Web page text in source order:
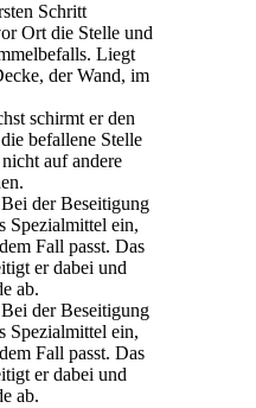
Schritt
Ort die Stelle und
Liegt
der Wand, im
schirmt er den
befallene Stelle
auf andere
der Beseitigung
Spezialmittel ein,
Fall passt. Das
er dabei und
ab.
der Beseitigung
Spezialmittel ein,
Fall passt. Das
er dabei und
ab.